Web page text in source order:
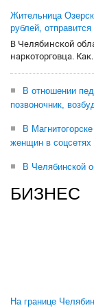
Жительница
рублей,
В Челябинской
наркоторговца.
В отношении
позвоночник,
В
женщин в соцсетях
В Челябинской
БИЗНЕС
На границе